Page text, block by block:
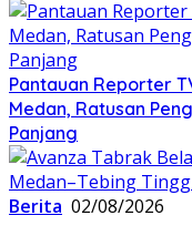
Pantauan Reporter
Medan, Ratusan
Panjang
Berita 02/08/2026